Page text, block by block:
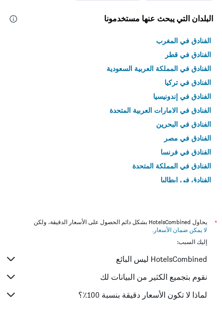
البلدان التي يبحث عنها مستخدمونا
الفنادق في المغرب
الفنادق في قطر
الفنادق في المملكة العربية السعودية
الفنادق في تركيا
الفنادق في إندونيسيا
الفنادق في الامارات العربية المتحدة
الفنادق في البحرين
الفنادق في مصر
الفنادق في فرنسا
الفنادق في المملكة المتحدة
الفنادق في إيطاليا
*
يحاول HotelsCombined بشكل دائم الحصول على الأسعار الدقيقة، ولكن
لا يمكن ضمان الأسعار .
إليك السبب:
HotelsCombined ليس البائع
نقوم بتجميع الكثير من البيانات لك
لماذا لا تكون الأسعار دقيقة بنسبة 100٪؟